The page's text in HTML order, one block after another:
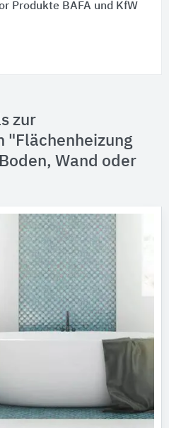
Produkte BAFA und KfW
zur
"Flächenheizung
Wand oder